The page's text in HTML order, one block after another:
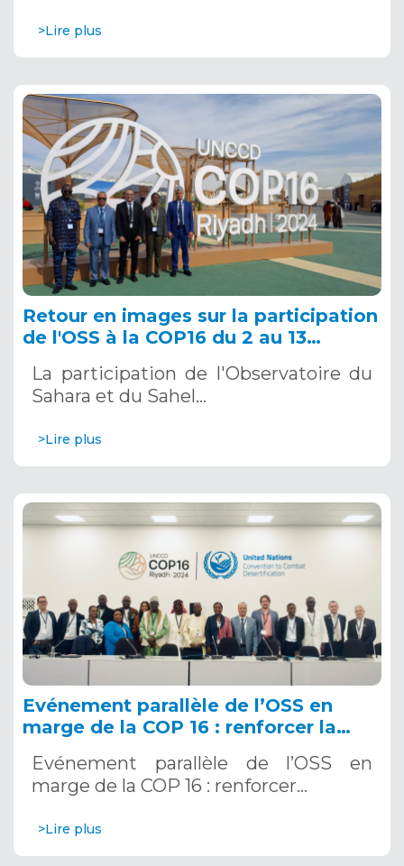
>Lire plus
Retour en images sur la participation
de l'OSS à la COP16 du 2 au 13
Saoudite
La participation de l'Observatoire du
Sahara et du Sahel…
>Lire plus
Evénement parallèle de l’OSS en
marge de la COP 16 : renforcer la
Systèmes d’Alerte Précoce
Multirisques. 12 décembre 2024
Evénement parallèle de l’OSS en
marge de la COP 16 : renforcer…
>Lire plus